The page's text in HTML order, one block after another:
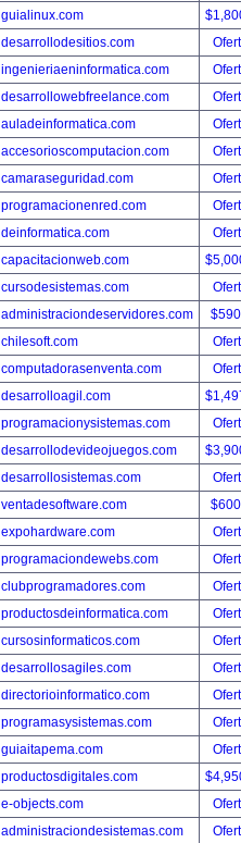
guialinux.com
desarrollodesitios.com
ingenieriaeninformatica.com
desarrollowebfreelance.com
auladeinformatica.com
accesorioscomputacion.com
camaraseguridad.com
programacionenred.com
deinformatica.com
capacitacionweb.com
cursodesistemas.com
administraciondeservidores.com
chilesoft.com
computadorasenventa.com
desarrolloagil.com
programacionysistemas.com
desarrollodevideojuegos.com
desarrollosistemas.com
ventadesoftware.com
expohardware.com
programaciondewebs.com
clubprogramadores.com
productosdeinformatica.com
cursosinformaticos.com
desarrollosagiles.com
directorioinformatico.com
programasysistemas.com
guiaitapema.com
productosdigitales.com
e-objects.com
administraciondesistemas.com